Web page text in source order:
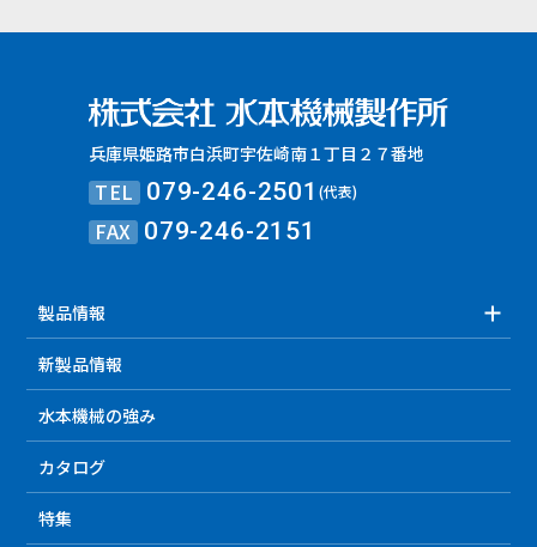
兵庫県姫路市白浜町宇佐崎南１丁目２７番地
TEL 079-246-2501(代表)
FAX 079-246-2151
製品情報
新製品情報
水本機械の強み
カタログ
特集